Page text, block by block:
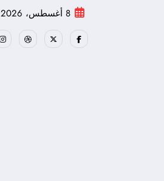
8 أغسطس، 2026